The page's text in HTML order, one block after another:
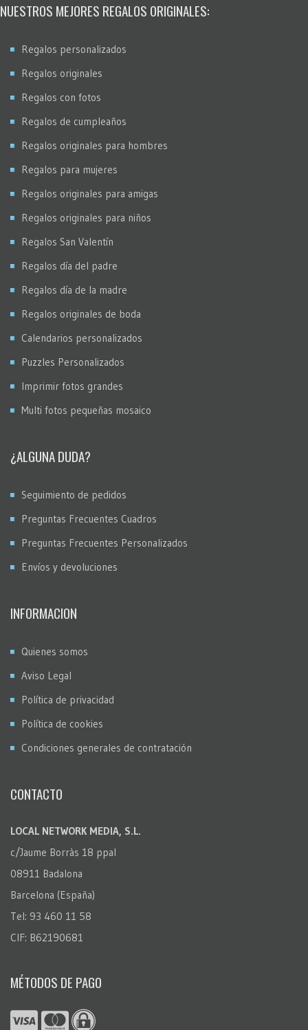
NUESTROS MEJORES REGALOS ORIGINALES:
Regalos personalizados
Regalos originales
Regalos con fotos
Regalos de cumpleaños
Regalos originales para hombres
Regalos para mujeres
Regalos originales para amigas
Regalos originales para niños
Regalos San Valentín
Regalos día del padre
Regalos día de la madre
Regalos originales de boda
Calendarios personalizados
Puzzles Personalizados
Imprimir fotos grandes
Multi fotos pequeñas mosaico
¿ALGUNA DUDA?
Seguimiento de pedidos
Preguntas Frecuentes Cuadros
Preguntas Frecuentes Personalizados
Envíos y devoluciones
INFORMACION
Quienes somos
Aviso Legal
Política de privacidad
Política de cookies
Condiciones generales de contratación
CONTACTO
LOCAL NETWORK MEDIA, S.L.
c/Jaume Borràs 18 ppal
08911 Badalona
Barcelona (España)
Tel: 93 460 11 58
CIF: B62190681
MÉTODOS DE PAGO